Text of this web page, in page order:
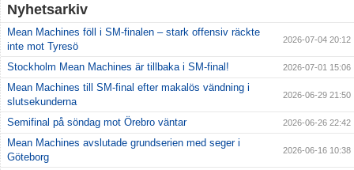
Nyhetsarkiv
Mean Machines föll i SM-finalen – stark offensiv räckte
inte mot Tyresö
2026-07-04 20:12
Stockholm Mean Machines är tillbaka i SM-final! 2026-07-01 15:06
Mean Machines till SM-final efter makalös vändning i
slutsekunderna
2026-06-29 21:50
Semifinal på söndag mot Örebro väntar 2026-06-26 22:42
Mean Machines avslutade grundserien med seger i
Göteborg
2026-06-16 10:38